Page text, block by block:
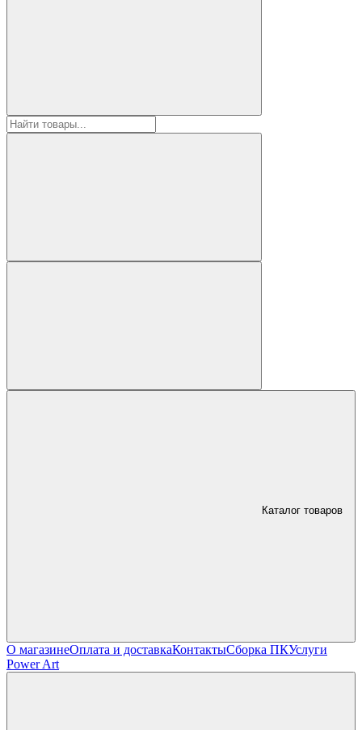
Каталог товаров
О магазинеОплата и доставкаКонтактыСборка ПКУслуги
Power Art